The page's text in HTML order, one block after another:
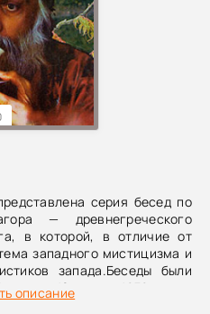
серия бесед по
— древнегреческого
в которой, в отличие от
западного мистицизма и
запада.Беседы были
по 10 января 1979 года в
в Индии, г. Пуна.
описание